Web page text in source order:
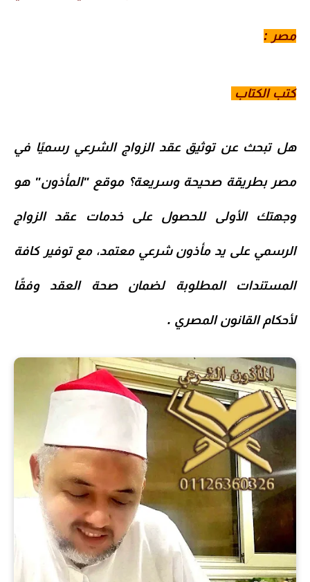
مصر :
كتب الكتاب
هل تبحث عنتوثيق عقد الزواج الشرعي رسميًا في
مصر بطريقة صحيحة وسريعة؟ موقع"المأذون" هو
وجهتك الأولى للحصول على خدمات عقد الزواج
الرسمي على يدمأذون شرعي معتمد، مع توفير كافة
المستندات المطلوبة لضمان صحة العقد وفقًا
لأحكامالقانون المصري .